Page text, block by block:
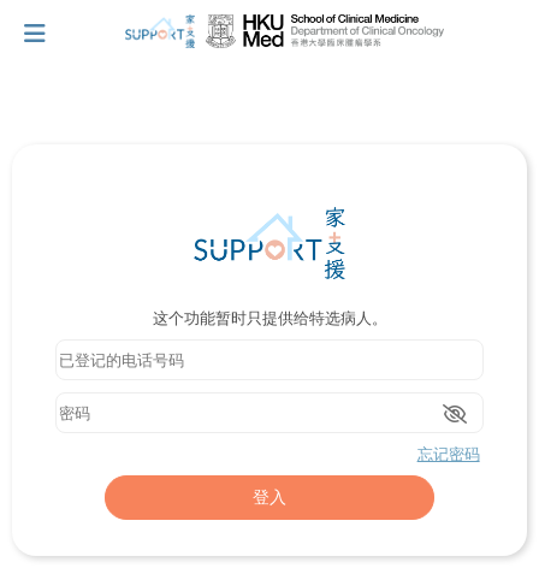
让我们与你并肩而行。
拥抱每刻，留住这爱。
轻松一下，充下电啦！
小贴士‧「家」资源
这个功能暂时只提供给特选病人。
忘记密码
登入